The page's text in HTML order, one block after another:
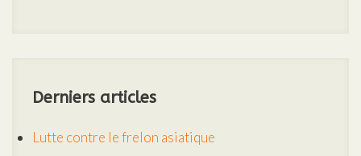
Derniers articles
Lutte contre le frelon asiatique